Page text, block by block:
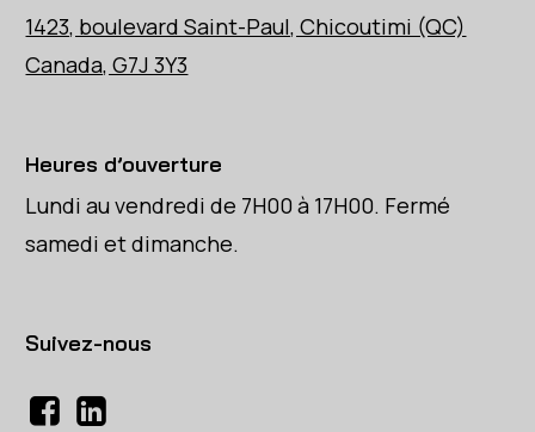
1423, boulevard Saint-Paul, Chicoutimi (QC)
Canada, G7J 3Y3
Heures d’ouverture
Lundi au vendredi de 7H00 à 17H00. Fermé
samedi et dimanche.
Suivez-nous